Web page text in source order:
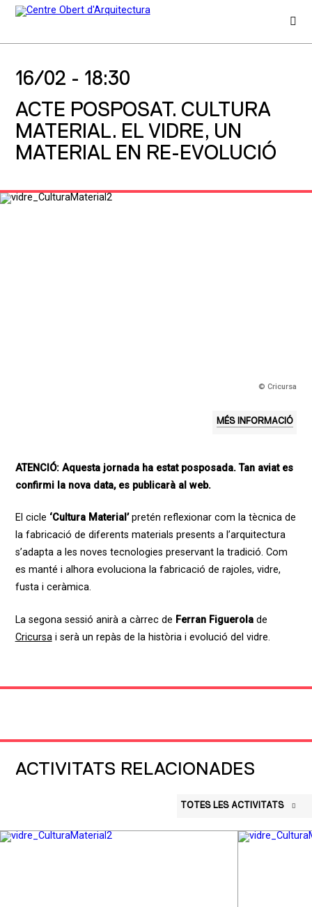
16/02 - 18:30
ACTE POSPOSAT. CULTURA
MATERIAL. EL VIDRE, UN
MATERIAL EN RE-EVOLUCIÓ
© Cricursa
MÉS INFORMACIÓ
ATENCIÓ: Aquesta jornada ha estat posposada. Tan aviat es
confirmi la nova data, es publicarà al web.
El cicle ‘Cultura Material’pretén reflexionar com la tècnica de
la fabricació de diferents materials presents a l’arquitectura
s’adapta a les noves tecnologies preservant la tradició. Com
es manté i alhora evoluciona la fabricació de rajoles, vidre,
fusta i ceràmica.
La segona sessió anirà a càrrec de Ferran Figuerolade
Cricursai serà un repàs de la història i evolució del vidre.
ACTIVITATS RELACIONADES
TOTES LES ACTIVITATS